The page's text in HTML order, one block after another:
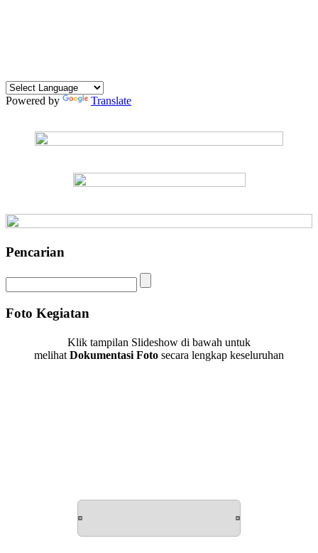
Powered by Translate
Pencarian
Foto Kegiatan
Klik tampilan Slideshow di bawah untuk
melihat Dokumentasi Foto secara lengkap keseluruhan